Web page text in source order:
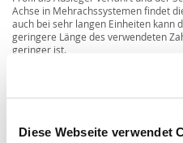
Diese Webseite verwendet
Achse in Mehrachssystemen findet
auch bei sehr langen Einheiten kann
geringere Länge des verwendeten
geringer ist.